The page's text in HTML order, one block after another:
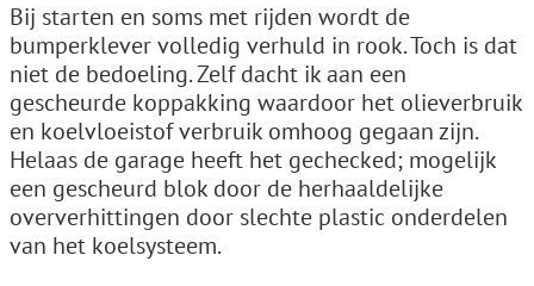
Bij starten en soms met rijden wordt de
bumperklever volledig verhuld in rook. Toch is dat
niet de bedoeling. Zelf dacht ik aan een
gescheurde koppakking waardoor het olieverbruik
en koelvloeistof verbruik omhoog gegaan zijn.
Helaas de garage heeft het gechecked; mogelijk
een gescheurd blok door de herhaaldelijke
oververhittingen door slechte plastic onderdelen
van het koelsysteem.